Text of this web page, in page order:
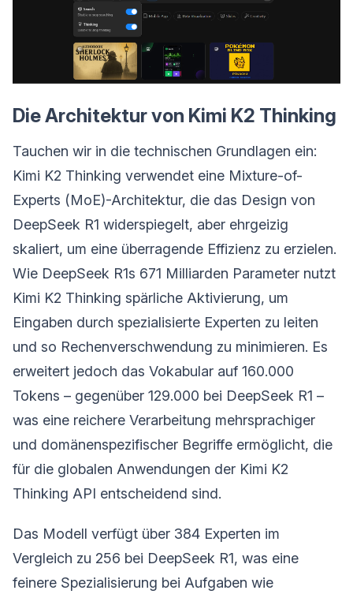
Die Architektur von Kimi K2 Thinking
Tauchen wir in die technischen Grundlagen ein:
Kimi K2 Thinking verwendet eine Mixture-of-
Experts (MoE)-Architektur, die das Design von
DeepSeek R1 widerspiegelt, aber ehrgeizig
skaliert, um eine überragende Effizienz zu erzielen.
Wie DeepSeek R1s 671 Milliarden Parameter nutzt
Kimi K2 Thinking spärliche Aktivierung, um
Eingaben durch spezialisierte Experten zu leiten
und so Rechenverschwendung zu minimieren. Es
erweitert jedoch das Vokabular auf 160.000
Tokens – gegenüber 129.000 bei DeepSeek R1 –
was eine reichere Verarbeitung mehrsprachiger
und domänenspezifischer Begriffe ermöglicht, die
für die globalen Anwendungen der Kimi K2
Thinking API entscheidend sind.
Das Modell verfügt über 384 Experten im
Vergleich zu 256 bei DeepSeek R1, was eine
feinere Spezialisierung bei Aufgaben wie